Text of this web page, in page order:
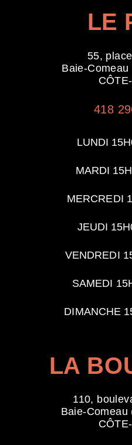
LE
55,
Baie-
418
LUNDI
MARDI
MERCREDI
JEUDI
VENDREDI
SAMEDI
DIMANCHE
LA
110,
Baie-Comeau